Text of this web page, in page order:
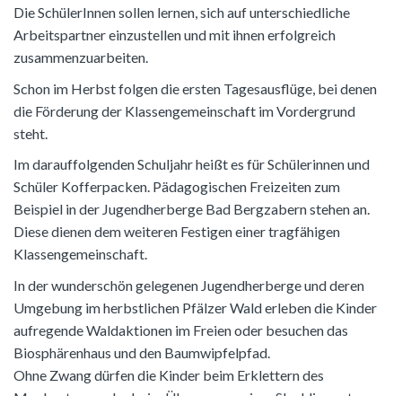
Die SchülerInnen sollen lernen, sich auf unterschiedliche
Arbeitspartner einzustellen und mit ihnen erfolgreich
zusammenzuarbeiten.
Schon im Herbst folgen die ersten Tagesausflüge, bei denen
die Förderung der Klassengemeinschaft im Vordergrund
steht.
Im darauffolgenden Schuljahr heißt es für Schülerinnen und
Schüler Kofferpacken. Pädagogischen Freizeiten zum
Beispiel in der Jugendherberge Bad Bergzabern stehen an.
Diese dienen dem weiteren Festigen einer tragfähigen
Klassengemeinschaft.
In der wunderschön gelegenen Jugendherberge und deren
Umgebung im herbstlichen Pfälzer Wald erleben die Kinder
aufregende Waldaktionen im Freien oder besuchen das
Biosphärenhaus und den Baumwipfelpfad.
Ohne Zwang dürfen die Kinder beim Erklettern des